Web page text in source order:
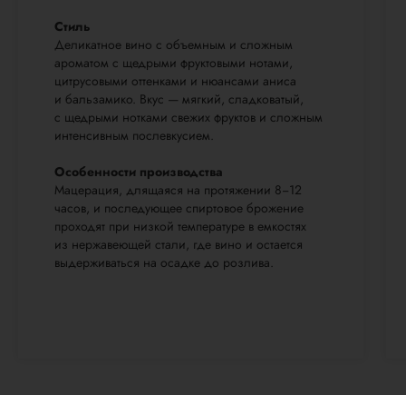
Стиль
Деликатное вино с объемным и сложным
ароматом с щедрыми фруктовыми нотами,
цитрусовыми оттенками и нюансами аниса
и бальзамико. Вкус — мягкий, сладковатый,
с щедрыми нотками свежих фруктов и сложным
интенсивным послевкусием.
Особенности производства
Мацерация, длящаяся на протяжении 8−12
часов, и последующее спиртовое брожение
проходят при низкой температуре в емкостях
из нержавеющей стали, где вино и остается
выдерживаться на осадке до розлива.